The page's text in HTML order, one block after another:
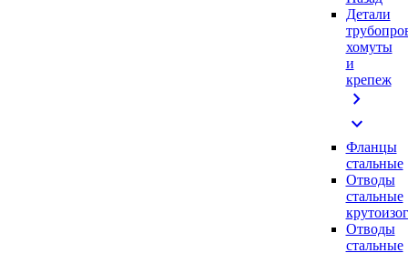
Детали
хомуты
и
крепеж
chevron_right
expand_more
Фланцы
стальные
Отводы
стальные
Отводы
стальные